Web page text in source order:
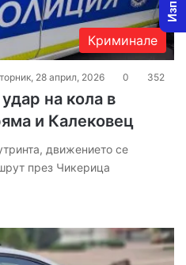
Криминале
28 април, 2026 0 352
на кола в
и Калековец
движението се
през Чикерица